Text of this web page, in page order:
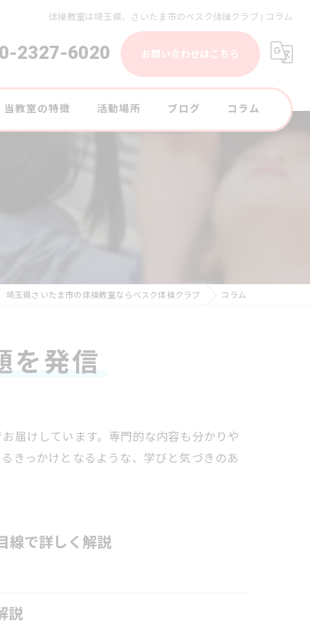
体操教室は埼玉県、さいたま市のべスク体操クラブ | コラム
2327-6020 お問い合わせはこちら
当教室の特徴
楽しい
活動場所 ブログ コラム
埼玉県さいたま市の体操教室ならべスク体操クラブ コラム
を発信
届けしています。専門的な内容も分かりや
きっかけとなるような、学びと気づきのあ
線で詳しく解説
説